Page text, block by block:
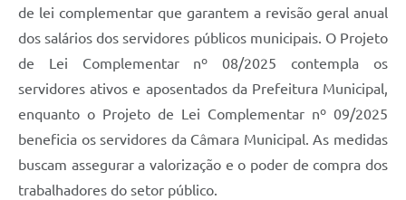
de lei complementar que garantem a revisão geral anual
dos salários dos servidores públicos municipais. O Projeto
de Lei Complementar nº 08/2025 contempla os
servidores ativos e aposentados da Prefeitura Municipal,
enquanto o Projeto de Lei Complementar nº 09/2025
beneficia os servidores da Câmara Municipal. As medidas
buscam assegurar a valorização e o poder de compra dos
trabalhadores do setor público.